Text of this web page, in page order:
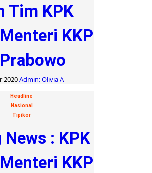
Tim KPK
KKP
2020Admin: Olivia A
Headline
Nasional
Tipikor
: KPK
KKP